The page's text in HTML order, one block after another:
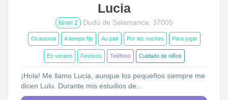
Lucia
Nivel 2 Dudú de Salamanca, 37005
Ocasional A tiempo fijo Au pair Por las noches Para jugar
En verano Festivos Teléfono Cuidado de niños
¡Hola! Me llamo Lucia, aunque los pequeños siempre me
dicen Lulu. Durante mis estudios de...